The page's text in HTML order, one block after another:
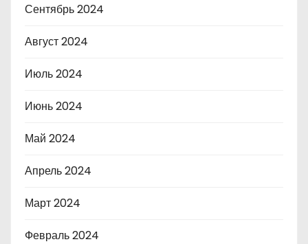
Сентябрь 2024
Август 2024
Июль 2024
Июнь 2024
Май 2024
Апрель 2024
Март 2024
Февраль 2024